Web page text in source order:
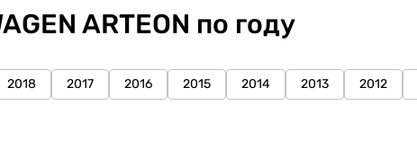
ARTEON по году
2018 2017 2016 2015 2014 2013 2012